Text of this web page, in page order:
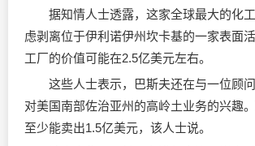
据知情人士透露，这家全球最大的化工
虑剥离位于伊利诺伊州坎卡基的一家表面
工厂的价值可能在2.5亿美元左右。
这些人士表示，巴斯夫还在与一位顾
对美国南部佐治亚州的高岭土业务的兴趣
至少能卖出1.5亿美元，该人士说。